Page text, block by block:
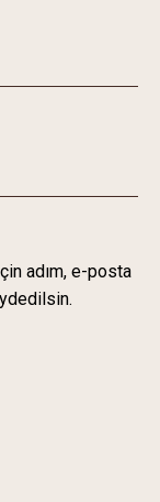
adım, e-posta